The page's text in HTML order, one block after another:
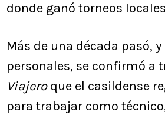
donde ganó torneos
Más de una década pasó,
personales, se confirmó a
Viajeroque el casildense
para trabajar como